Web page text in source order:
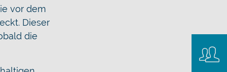
vor dem
Dieser
die